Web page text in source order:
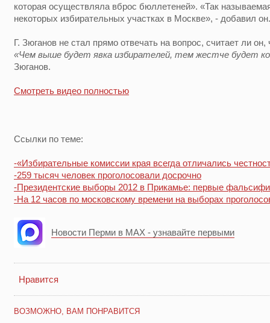
которая осуществляла вброс бюллетеней». «Так
некоторых избирательных участках в Москве», - добавил он.
Г. Зюганов не стал прямо отвечать на вопрос, считает ли
«Чем выше будет явка избирателей, тем жестче будет
Зюганов.
Смотреть видео полностью
Ссылки по теме:
-«Избирательные комиссии края всегда отличались
-259 тысяч человек проголосовали досрочно
-Президентские выборы 2012 в Прикамье: первые
-На 12 часов по московскому времени на выборах
Новости Перми в MAX - узнавайте первыми
Нравится
ВОЗМОЖНО, ВАМ ПОНРАВИТСЯ